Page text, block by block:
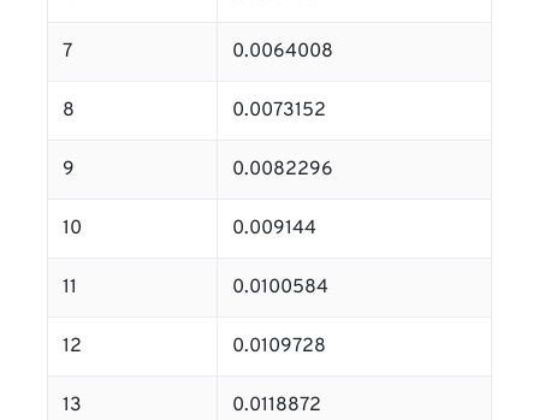
7 0.0064008
8 0.0073152
9 0.0082296
10 0.009144
11 0.0100584
12 0.0109728
13 0.0118872